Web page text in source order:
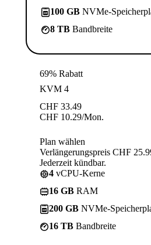
100 GB NVMe-
8 TB Bandbreite
69% Rabatt
KVM 4
CHF 33.49
CHF 10.29/Mon.
Plan wählen
Verlängerungspreis CHF
Jederzeit kündbar.
4 vCPU-Kerne
16 GB RAM
200 GB NVMe-
16 TB Bandbreite